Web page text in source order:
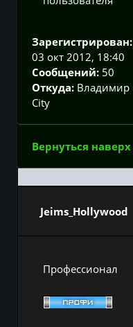
Зарегистрирован:
03 окт 2012, 18:40
Сообщений: 50
Откуда: Владимир
City
Вернуться наверх
Jeims_Hollywood
Профессионал